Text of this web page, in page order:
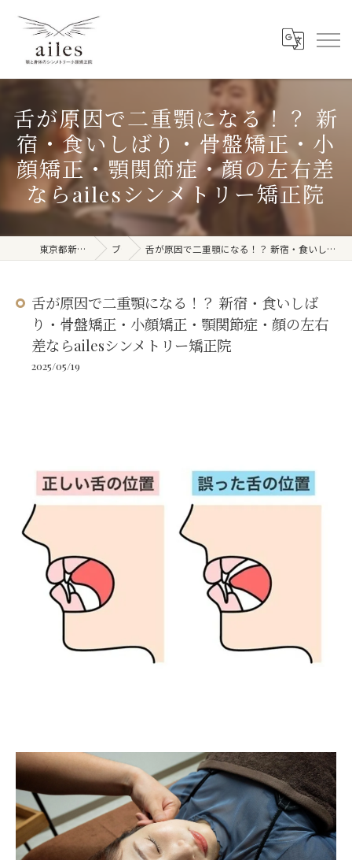
舌が原因で二重顎になる！？ 新
宿・食いしばり・骨盤矯正・小
顔矯正・顎関節症・顔の左右差
ならailesシンメトリー矯正院
東京都新宿周辺の整体ならailes ブログ 舌が原因で二重顎になる！？ 新宿・食いしばり・骨盤矯正・小顔矯正・顎関節症・顔の左右差ならailesシンメトリー矯正院
舌が原因で二重顎になる！？ 新宿・食いしば
り・骨盤矯正・小顔矯正・顎関節症・顔の左右
差ならailesシンメトリー矯正院
2025/05/19